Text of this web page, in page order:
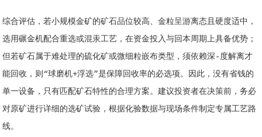
综合评估，若小规模金矿的矿石品位较高、金粒呈游离态且硬度适中，
选用碾金机配合重选或混汞工艺，在资金投入与回本周期上具备优势；
但若矿石属于难处理的硫化矿或微细粒嵌布类型，须依赖深-度解离才
能回收，则“球磨机+浮选”是保障回收率的必选项。因此，没有省钱的
单一设备，只有匹配矿石特性的合理方案。建议投资者在决策前，务必
对原矿进行详细的选矿试验，根据化验数据与现场条件制定专属工艺路
线。